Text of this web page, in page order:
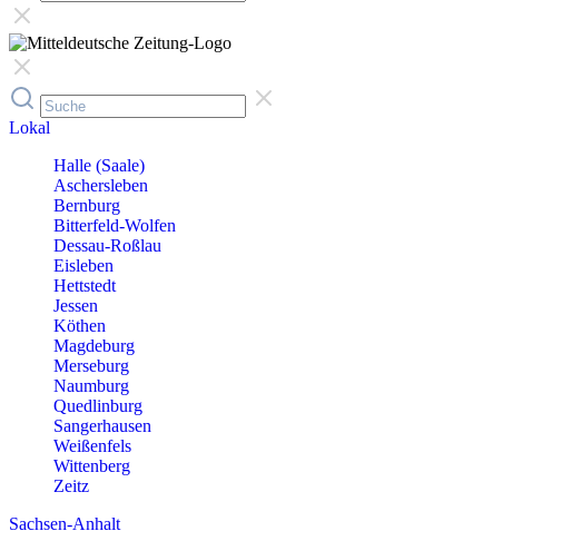
Lokal
Halle (Saale)
Aschersleben
Bernburg
Bitterfeld-Wolfen
Dessau-Roßlau
Eisleben
Hettstedt
Jessen
Köthen
Magdeburg
Merseburg
Naumburg
Quedlinburg
Sangerhausen
Weißenfels
Wittenberg
Zeitz
Sachsen-Anhalt